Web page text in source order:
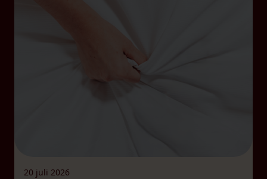
20 juli 2026